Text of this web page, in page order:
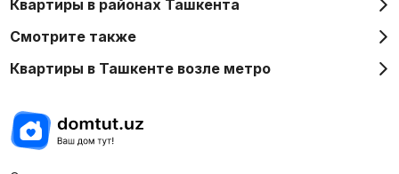
Квартиры в районах Ташкента
Смотрите также
Квартиры в Ташкенте возле метро